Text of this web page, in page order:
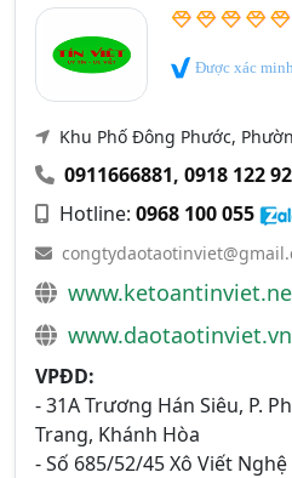
Được xác minh
Khu Phố Đông Phước,
0911666881, 0918 122
Hotline: 0968 100 055
www.daotaotinviet.vn
VPĐD:
- 31A Trương Hán Siêu, P.
Trang, Khánh Hòa
- Số 685/52/45 Xô Viết Nghệ